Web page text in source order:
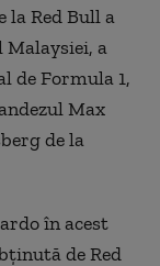
la Red Bull a
a
de Formula 1,
Max
de la
în acest
de Red